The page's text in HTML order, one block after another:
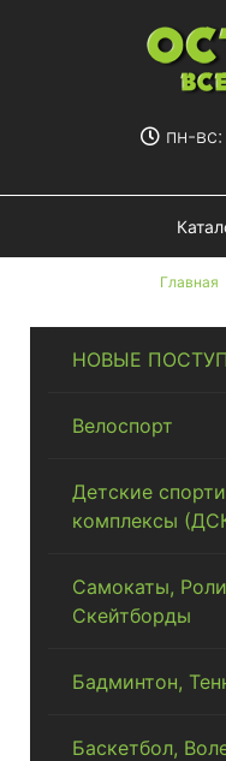
пн-
Главная
НОВЫЕ
Велоспорт
Детские
комплексы
Самокаты,
Скейтборды
Бадминтон,
Баскетбол,